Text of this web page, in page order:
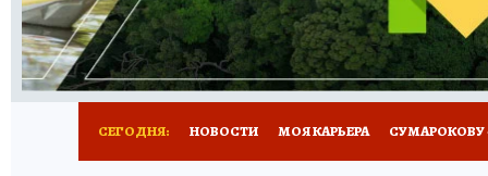
СЕГОДНЯ: НОВОСТИ МОЯ КАРЬЕРА СУМАРОКОВУ